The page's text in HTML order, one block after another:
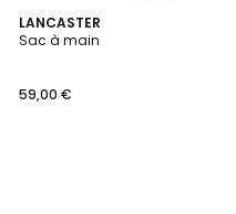
LANCASTER
Sac à main
59,00 €